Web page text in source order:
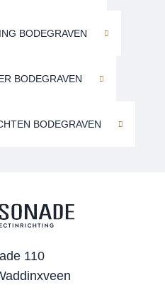
BODEGRAVEN
BODEGRAVEN
BODEGRAVEN
110